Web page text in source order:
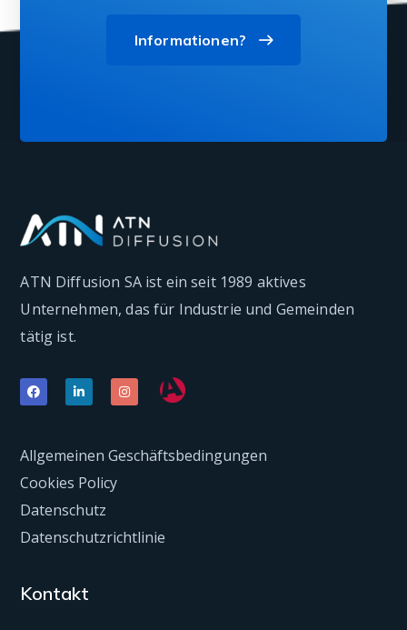
Informationen?
ATN Diffusion SA ist ein seit 1989 aktives
Unternehmen, das für Industrie und Gemeinden
tätig ist.
Allgemeinen Geschäftsbedingungen
Cookies Policy
Datenschutz
Datenschutzrichtlinie
Kontakt